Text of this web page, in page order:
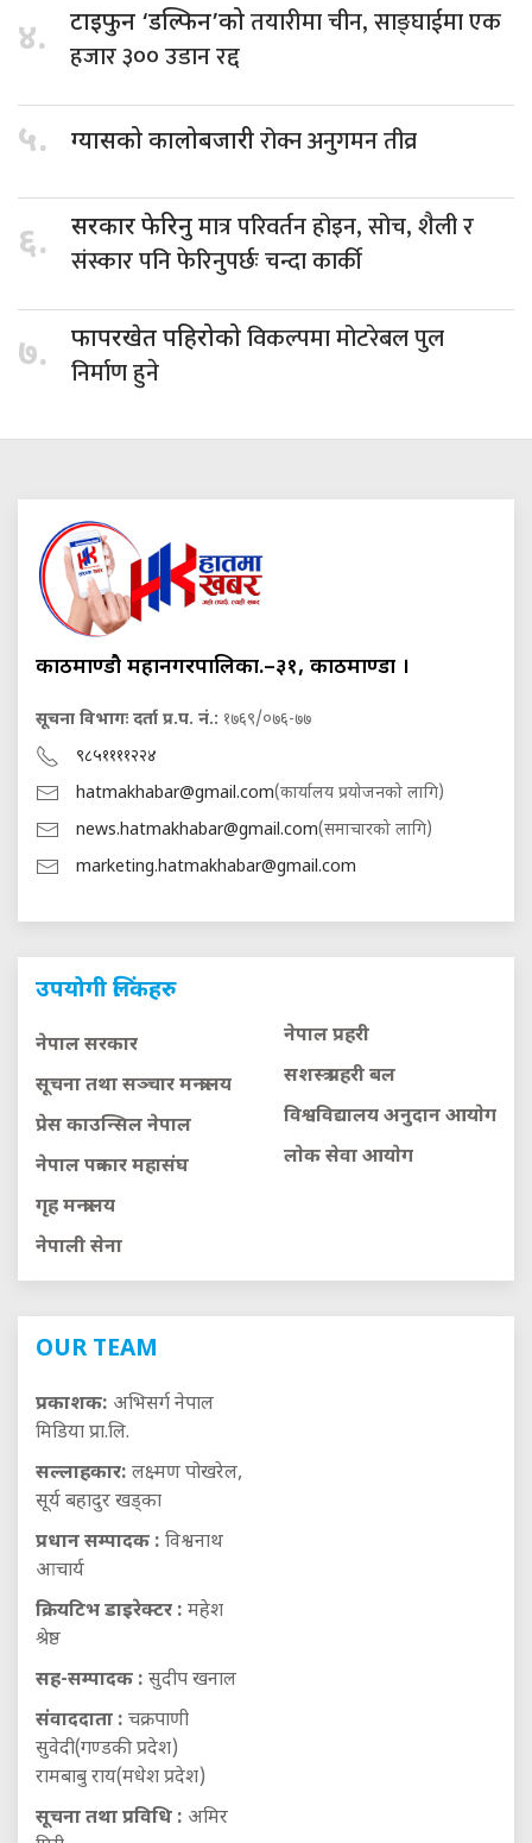
४. टाइफुन ‘डल्फिन’कोतयारीमा चीन, साङ्घाईमा एक
हजार ३०० उडान रद्द
५. ग्यासको कालोबजारीरोक्न अनुगमन तीव्र
६. सरकार फेरिनुमात्र परिवर्तन होइन, सोच, शैली र
संस्कार पनि फेरिनुपर्छः चन्दा कार्की
७. फापरखेत पहिरोकोविकल्पमा मोटरेबल पुल
निर्माण हुने
काठमाण्डौ महानगरपालिका.–३१, काठमाण्डौं ।
सूचना विभागः दर्ता प्र.प. नं.: १७६९/०७६-७७
९८५११११२२४
hatmakhabar@gmail.com(कार्यालय प्रयोजनको लागि)
news.hatmakhabar@gmail.com(समाचारको लागि)
marketing.hatmakhabar@gmail.com
उपयोगी लिंकहरु
नेपाल सरकार
सूचना तथा सञ्चार मन्त्रालय
प्रेस काउन्सिल नेपाल
नेपाल पत्रकार महासंघ
गृह मन्त्रालय
नेपाली सेना
नेपाल प्रहरी
सशस्त्र प्रहरी बल
विश्वविद्यालय अनुदान आयाेग
लाेक सेवा आयाेग
OUR TEAM
प्रकाशक: अभिसर्ग नेपाल
मिडिया प्रा.लि.
सल्लाहकार: लक्ष्मण पोखरेल,
सूर्य बहादुर खड्का
प्रधान सम्पादक : विश्वनाथ
आचार्य
क्रियटिभ डाइरेक्टर : महेश
श्रेष्ठ
सह-सम्पादक : सुदीप खनाल
संवाददाता : चक्रपाणी
सुवेदी(गण्डकी प्रदेश)
रामबाबु राय(मधेश प्रदेश)
सूचना तथा प्रविधि : अमिर